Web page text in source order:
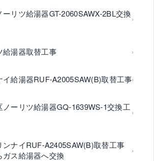
リツ給湯器GT-2060SAWX-2BL交換
給湯器取替工事
給湯器RUF-A2005SAW(B)取替工事
ーリツ給湯器GQ-1639WS-1交換工
ンナイRUF-A2405SAW(B)取替工事
ガス給湯器へ交換